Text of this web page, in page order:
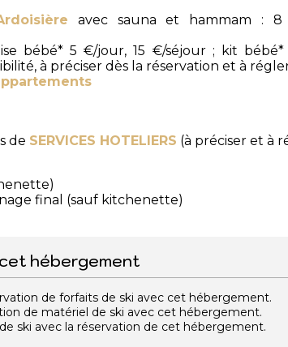
avec sauna et hammam : 8
bébé* 5 €/jour, 15 €/séjour ; kit
à préciser dès la réservation et à
de SERVICES HOTELIERS (à préciser et à
final (sauf kitchenette)
hébergement
de forfaits de ski avec cet hébergement.
de matériel de ski avec cet hébergement.
ski avec la réservation de cet hébergement.